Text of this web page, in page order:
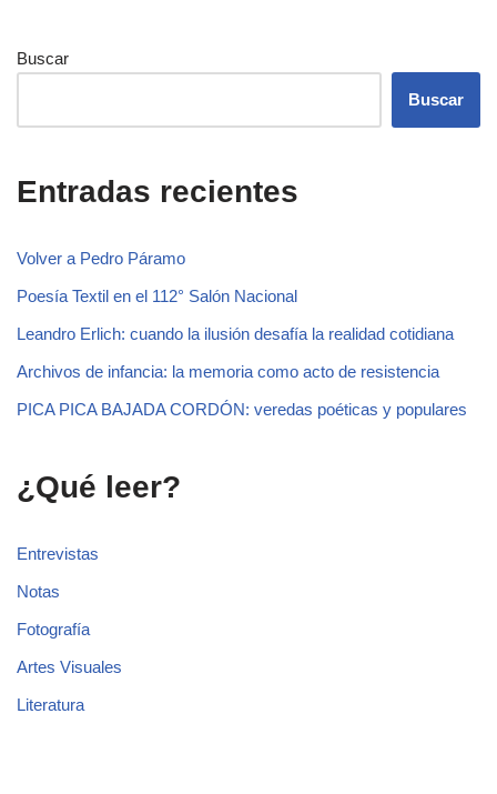
Buscar
Buscar
Entradas recientes
Volver a Pedro Páramo
Poesía Textil en el 112° Salón Nacional
Leandro Erlich: cuando la ilusión desafía la realidad cotidiana
Archivos de infancia: la memoria como acto de resistencia
PICA PICA BAJADA CORDÓN: veredas poéticas y populares
¿Qué leer?
Entrevistas
Notas
Fotografía
Artes Visuales
Literatura